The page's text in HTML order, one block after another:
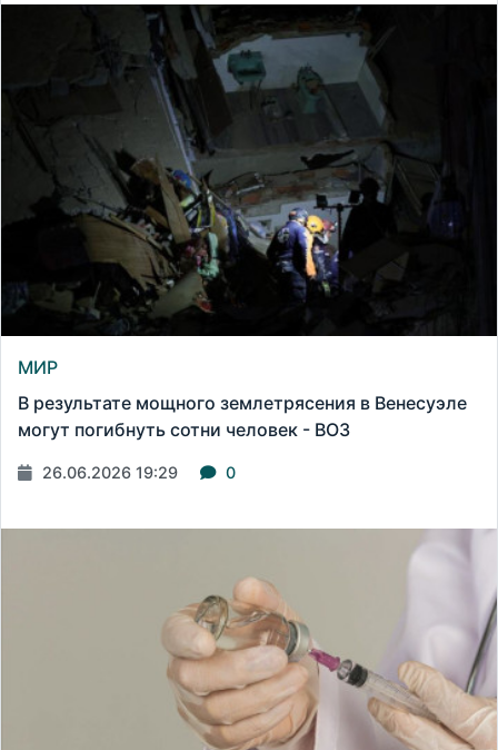
МИР
В результате мощного землетрясения в Венесуэле
могут погибнуть сотни человек - ВОЗ
26.06.2026 19:29 0